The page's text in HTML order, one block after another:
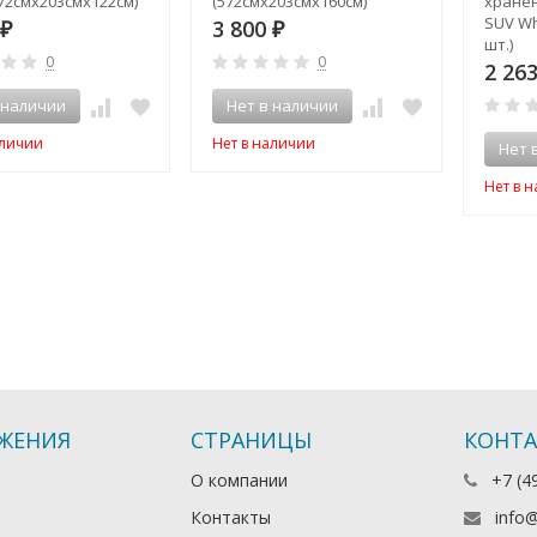
₽
0
3 800 ₽
0
Нет в наличии
Нет в наличии
SUV
шт.)
2 263
Нет
Нет в
СТРАНИЦЫ
О компании
Контакты
+7